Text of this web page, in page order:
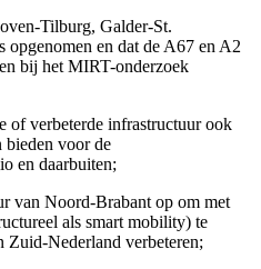
Tilburg, Galder-St.
en dat de A67 en A2
bij het MIRT-onderzoek
of verbeterde infrastructuur ook
bieden voor de
en daarbuiten;
van Noord-Brabant op om met
als smart mobility) te
Zuid-Nederland verbeteren;